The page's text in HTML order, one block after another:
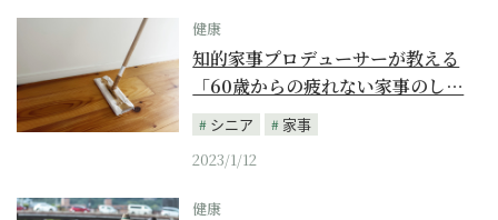
健康
知的家事プロデューサーが教える
「60歳からの疲れない家事のし…
シニア
家事
2023/1/12
健康